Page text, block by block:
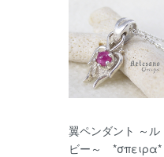
翼ペンダント ～ル
ビー～ *σπειρα*